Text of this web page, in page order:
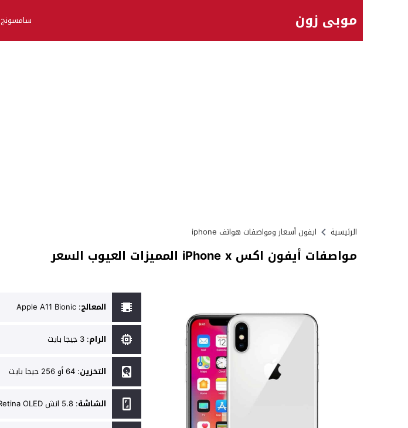
موبي زون سامسونج
الرئيسية ايفون أسعار ومواصفات هواتف iphone
مواصفات أيفون اكس iPhone x المميزات العيوب السعر
المعالج:
Apple A11 Bionic
الرام: 3 جيجا بايت
التخزين: 64 أو 256 جيجا بايت
الشاشة: 5.8 انش Super Retina OLED